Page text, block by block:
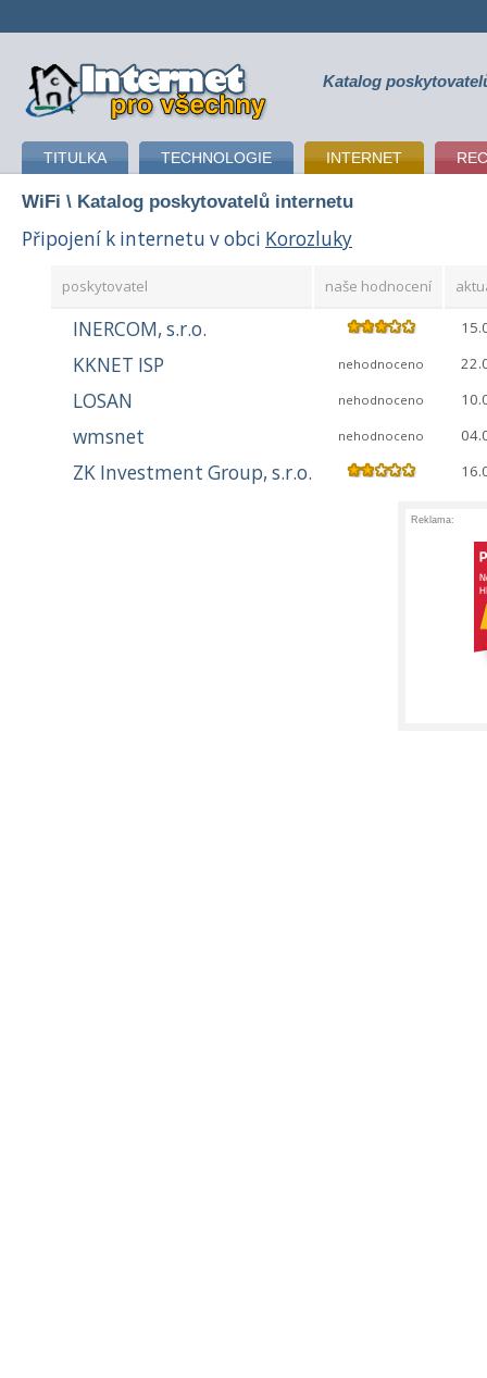
připojení k internetu Katalog
TITULKA TECHNOLOGIE INTERNET
WiFi \ Katalog poskytovatelů internetu
Připojení k internetu v obci Korozluky
poskytovatel naše hodnocení
INERCOM, s.r.o.
KKNET ISP nehodnoceno
LOSAN nehodnoceno
wmsnet nehodnoceno
ZK Investment Group, s.r.o.
Reklama: